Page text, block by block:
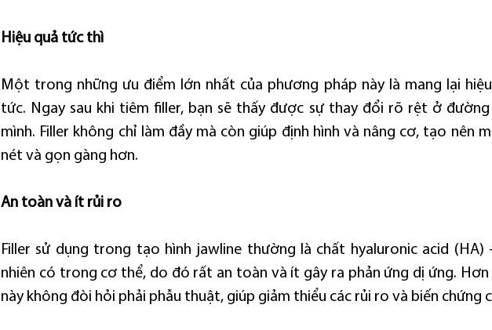
Hiệu quả tức thì
Một trong những ưu điểm lớn nhất của phương pháp này là mang lại
tức. Ngay sau khi tiêm filler, bạn sẽ thấy được sự thay đổi rõ rệt ở đường
mình. Filler không chỉ làm đầy mà còn giúp định hình và nâng cơ, tạo nên
nét và gọn gàng hơn.
An toàn và ít rủi ro
Filler sử dụng trong tạo hình jawline thường là chất hyaluronic acid
nhiên có trong cơ thể, do đó rất an toàn và ít gây ra phản ứng dị ứng. Hơn
này không đòi hỏi phải phẫu thuật, giúp giảm thiểu các rủi ro và biến chứng